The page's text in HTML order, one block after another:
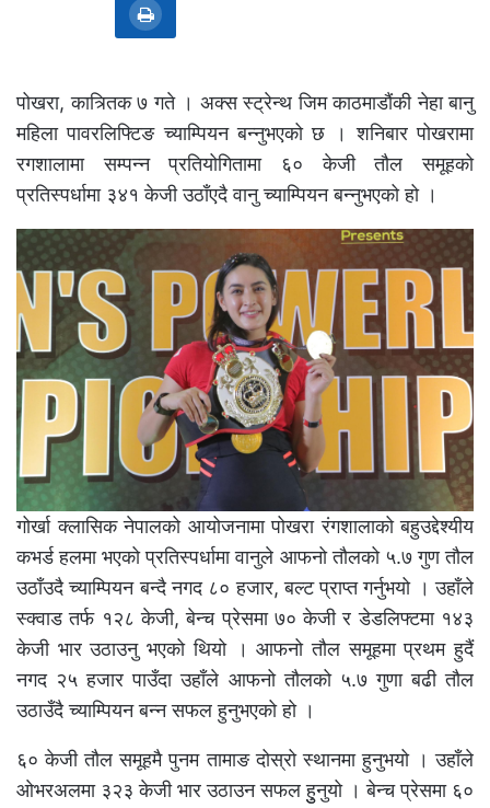
पोखरा, कात्र्तिक ७ गते । अक्स स्ट्रेन्थ जिम काठमाडौंकी नेहा बानु
महिला पावरलिफ्टिङ च्याम्पियन बन्नुभएको छ । शनिबार पोखरामा
रगशालामा सम्पन्न प्रतियोगितामा ६० केजी तौल समूहको
प्रतिस्पर्धामा ३४१ केजी उठाँएदै वानु च्याम्पियन बन्नुभएको हो ।
गोर्खा क्लासिक नेपालको आयोजनामा पोखरा रंगशालाको बहुउद्देश्यीय
कभर्ड हलमा भएको प्रतिस्पर्धामा वानुले आफनो तौलको ५.७ गुण तौल
उठाँउदै च्याम्पियन बन्दै नगद ८० हजार, बल्ट प्राप्त गर्नुभयो । उहाँले
स्क्वाड तर्फ १२८ केजी, बेन्च प्रेसमा ७० केजी र डेडलिफ्टमा १४३
केजी भार उठाउनु भएको थियो । आफनो तौल समूहमा प्रथम हुदैं
नगद २५ हजार पाउँदा उहाँले आफनो तौलको ५.७ गुणा बढी तौल
उठाउँदै च्याम्पियन बन्न सफल हुनुभएको हो ।
६० केजी तौल समूहमै पुनम तामाङ दोस्रो स्थानमा हुनुभयो । उहाँले
ओभरअलमा ३२३ केजी भार उठाउन सफल हुुनुयो । बेन्च प्रेसमा ६०